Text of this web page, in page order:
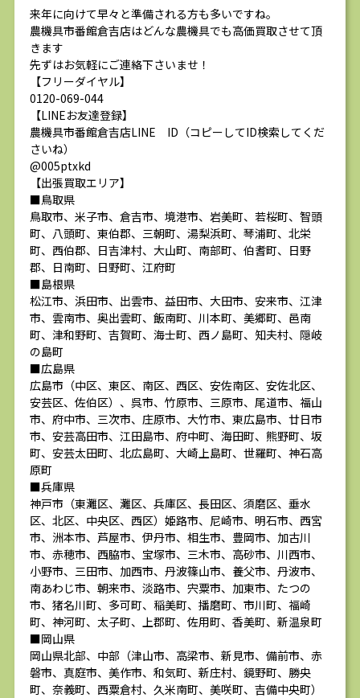
来年に向けて早々と準備される方も多いですね。
農機具市番館倉吉店はどんな農機具でも高価買取させて頂
きます
先ずはお気軽にご連絡下さいませ！
【フリーダイヤル】
0120-069-044
【LINEお友達登録】
農機具市番館倉吉店LINE ID（コピーしてID検索してくだ
さいね）
@005ptxkd
【出張買取エリア】
■鳥取県
鳥取市、米子市、倉吉市、境港市、岩美町、若桜町、智頭
町、八頭町、東伯郡、三朝町、湯梨浜町、琴浦町、北栄
町、西伯郡、日吉津村、大山町、南部町、伯耆町、日野
郡、日南町、日野町、江府町
■島根県
松江市、浜田市、出雲市、益田市、大田市、安来市、江津
市、雲南市、奥出雲町、飯南町、川本町、美郷町、邑南
町、津和野町、吉賀町、海士町、西ノ島町、知夫村、隠岐
の島町
■広島県
広島市（中区、東区、南区、西区、安佐南区、安佐北区、
安芸区、佐伯区）、呉市、竹原市、三原市、尾道市、福山
市、府中市、三次市、庄原市、大竹市、東広島市、廿日市
市、安芸高田市、江田島市、府中町、海田町、熊野町、坂
町、安芸太田町、北広島町、大崎上島町、世羅町、神石高
原町
■兵庫県
神戸市（東灘区、灘区、兵庫区、長田区、須磨区、垂水
区、北区、中央区、西区）姫路市、尼崎市、明石市、西宮
市、洲本市、芦屋市、伊丹市、相生市、豊岡市、加古川
市、赤穂市、西脇市、宝塚市、三木市、高砂市、川西市、
小野市、三田市、加西市、丹波篠山市、養父市、丹波市、
南あわじ市、朝来市、淡路市、宍粟市、加東市、たつの
市、猪名川町、多可町、稲美町、播磨町、市川町、福崎
町、神河町、太子町、上郡町、佐用町、香美町、新温泉町
■岡山県
岡山県北部、中部（津山市、高梁市、新見市、備前市、赤
磐市、真庭市、美作市、和気町、新庄村、鏡野町、勝央
町、奈義町、西粟倉村、久米南町、美咲町、吉備中央町）